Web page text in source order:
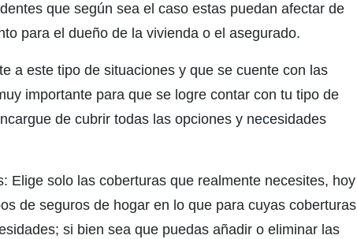
que según sea el caso estas puedan afectar de
para el dueño de la vivienda o el asegurado.
a este tipo de situaciones y que se cuente con las
importante para que se logre contar con tu tipo de
de cubrir todas las opciones y necesidades
Elige solo las coberturas que realmente necesites, hoy
de seguros de hogar en lo que para cuyas coberturas
si bien sea que puedas añadir o eliminar las